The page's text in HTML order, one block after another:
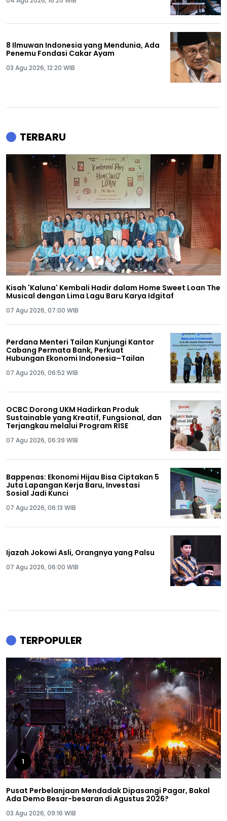
8 Ilmuwan Indonesia yang Mendunia, Ada
Penemu Fondasi Cakar Ayam
03 Agu 2026, 12:20 WIB
TERBARU
Kisah 'Kaluna' Kembali Hadir dalam Home Sweet Loan The
Musical dengan Lima Lagu Baru Karya Idgitaf
07 Agu 2026, 07:00 WIB
Perdana Menteri Tailan Kunjungi Kantor
Cabang Permata Bank, Perkuat
Hubungan Ekonomi Indonesia–Tailan
07 Agu 2026, 06:52 WIB
OCBC Dorong UKM Hadirkan Produk
Sustainable yang Kreatif, Fungsional, dan
Terjangkau melalui Program RISE
07 Agu 2026, 06:39 WIB
Bappenas: Ekonomi Hijau Bisa Ciptakan 5
Juta Lapangan Kerja Baru, Investasi
Sosial Jadi Kunci
07 Agu 2026, 06:13 WIB
Ijazah Jokowi Asli, Orangnya yang Palsu
07 Agu 2026, 06:00 WIB
TERPOPULER
1
Pusat Perbelanjaan Mendadak Dipasangi Pagar, Bakal
Ada Demo Besar-besaran di Agustus 2026?
03 Agu 2026, 09:16 WIB